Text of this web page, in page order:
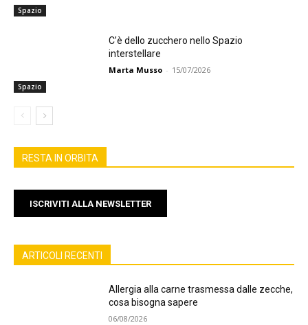
Spazio
Spazio
C’è dello zucchero nello Spazio
interstellare
Marta Musso - 15/07/2026
RESTA IN ORBITA
ISCRIVITI ALLA NEWSLETTER
ARTICOLI RECENTI
Allergia alla carne trasmessa dalle zecche,
cosa bisogna sapere
06/08/2026